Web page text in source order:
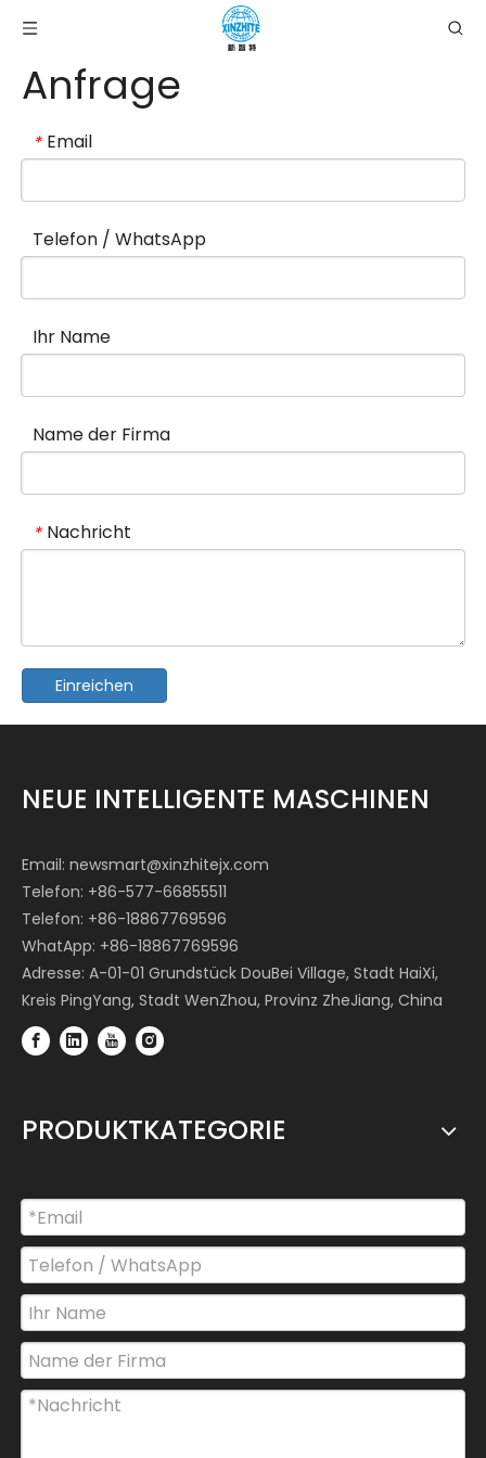
Anfrage
* Email
Telefon / WhatsApp
Ihr Name
Name der Firma
* Nachricht
Einreichen
NEUE INTELLIGENTE MASCHINEN
Email: newsmart@xinzhitejx.com
Telefon: +86-577-66855511
Telefon: +86-18867769596
WhatApp: +86-18867769596
Adresse: A-01-01 Grundstück DouBei Village, Stadt HaiXi,
Kreis PingYang, Stadt WenZhou, Provinz ZheJiang, China
PRODUKTKATEGORIE